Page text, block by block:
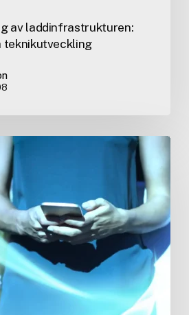
av laddinfrastrukturen:
teknikutveckling